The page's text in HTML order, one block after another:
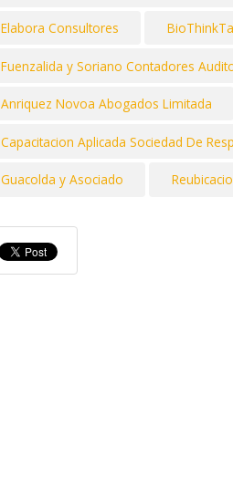
Elabora Consultores
Fuenzalida y Soriano Contadores
Anriquez Novoa Abogados Limitada
Capacitacion Aplicada Sociedad De
Guacolda y Asociado